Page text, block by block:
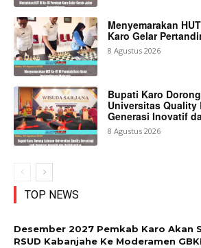
Menyemarakan
Karo Gelar
8 Agustus 2026
Bupati Karo
Universitas Quality
Generasi Inovatif
8 Agustus 2026
TOP NEWS
Desember 2027 Pemkab Karo Akan
RSUD Kabanjahe Ke Moderamen